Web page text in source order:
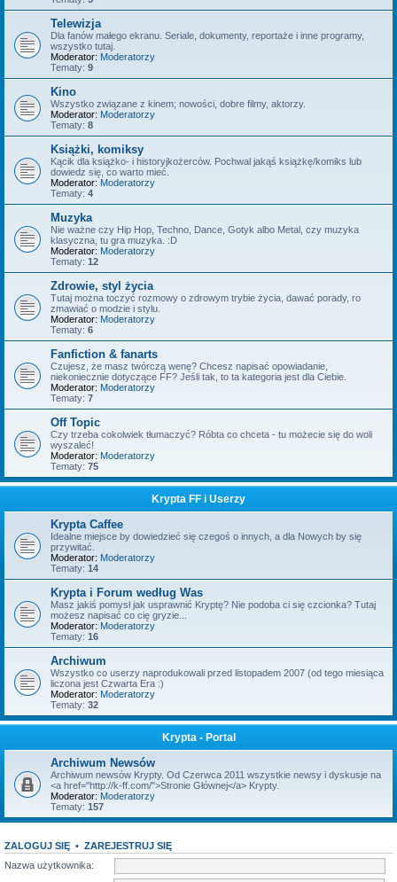
Telewizja
Dla fanów małego ekranu. Seriale, dokumenty, reportaże i inne programy,
wszystko tutaj.
Moderator: Moderatorzy
Tematy: 9
Kino
Wszystko związane z kinem; nowości, dobre filmy, aktorzy.
Moderator: Moderatorzy
Tematy: 8
Książki, komiksy
Kącik dla książko- i historyjkożerców. Pochwal jakąś książkę/komiks lub
dowiedz się, co warto mieć.
Moderator: Moderatorzy
Tematy: 4
Muzyka
Nie ważne czy Hip Hop, Techno, Dance, Gotyk albo Metal, czy muzyka
klasyczna, tu gra muzyka. :D
Moderator: Moderatorzy
Tematy: 12
Zdrowie, styl życia
Tutaj można toczyć rozmowy o zdrowym trybie życia, dawać porady, ro
zmawiać o modzie i stylu.
Moderator: Moderatorzy
Tematy: 6
Fanfiction & fanarts
Czujesz, że masz twórczą wenę? Chcesz napisać opowiadanie,
niekoniecznie dotyczące FF? Jeśli tak, to ta kategoria jest dla Ciebie.
Moderator: Moderatorzy
Tematy: 7
Off Topic
Czy trzeba cokolwiek tłumaczyć? Róbta co chceta - tu możecie się do woli
wyszaleć!
Moderator: Moderatorzy
Tematy: 75
Krypta FF i Userzy
Krypta Caffee
Idealne miejsce by dowiedzieć się czegoś o innych, a dla Nowych by się
przywitać.
Moderator: Moderatorzy
Tematy: 14
Krypta i Forum według Was
Masz jakiś pomysł jak usprawnić Kryptę? Nie podoba ci się czcionka? Tutaj
możesz napisać co cię gryzie...
Moderator: Moderatorzy
Tematy: 16
Archiwum
Wszystko co userzy naprodukowali przed listopadem 2007 (od tego miesiąca
liczona jest Czwarta Era :)
Moderator: Moderatorzy
Tematy: 32
Krypta - Portal
Archiwum Newsów
Archiwum newsów Krypty. Od Czerwca 2011 wszystkie newsy i dyskusje na
<a href="http://k-ff.com/">Stronie Głównej</a> Krypty.
Moderator: Moderatorzy
Tematy: 157
ZALOGUJ SIĘ • ZAREJESTRUJ SIĘ
Nazwa użytkownika: